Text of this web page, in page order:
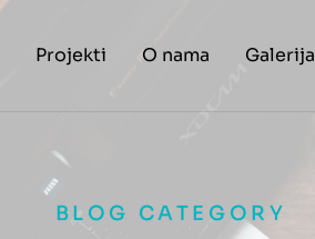
Projekti O nama Galerija
BLOG CATEGORY